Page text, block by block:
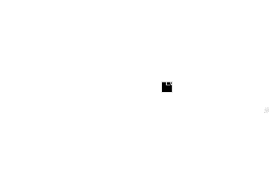
Loading...